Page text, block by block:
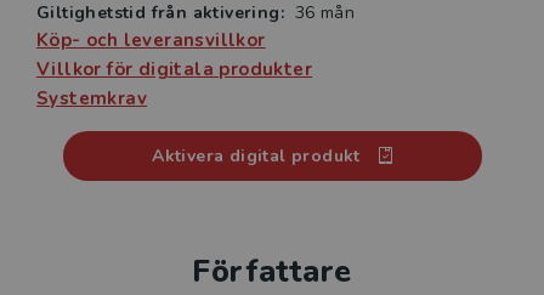
Giltighetstid från aktivering: 36 mån
Köp- och leveransvillkor
Villkor för digitala produkter
Systemkrav
Aktivera digital produkt
Författare